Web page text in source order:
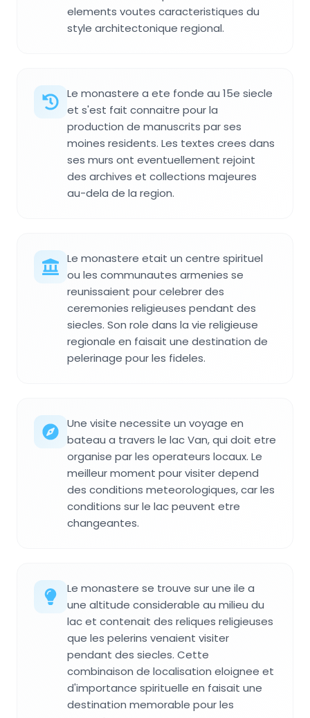
elements voutes caracteristiques du
style architectonique regional.
Le monastere a ete fonde au 15e siecle
et s'est fait connaitre pour la
production de manuscrits par ses
moines residents. Les textes crees dans
ses murs ont eventuellement rejoint
des archives et collections majeures
au-dela de la region.
Le monastere etait un centre spirituel
ou les communautes armenies se
reunissaient pour celebrer des
ceremonies religieuses pendant des
siecles. Son role dans la vie religieuse
regionale en faisait une destination de
pelerinage pour les fideles.
Une visite necessite un voyage en
bateau a travers le lac Van, qui doit etre
organise par les operateurs locaux. Le
meilleur moment pour visiter depend
des conditions meteorologiques, car les
conditions sur le lac peuvent etre
changeantes.
Le monastere se trouve sur une ile a
une altitude considerable au milieu du
lac et contenait des reliques religieuses
que les pelerins venaient visiter
pendant des siecles. Cette
combinaison de localisation eloignee et
d'importance spirituelle en faisait une
destination memorable pour les